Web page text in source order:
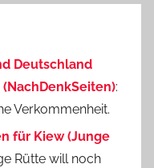
Deutschland
:
Verkommenheit.
für Kiew (Junge
Rütte will noch